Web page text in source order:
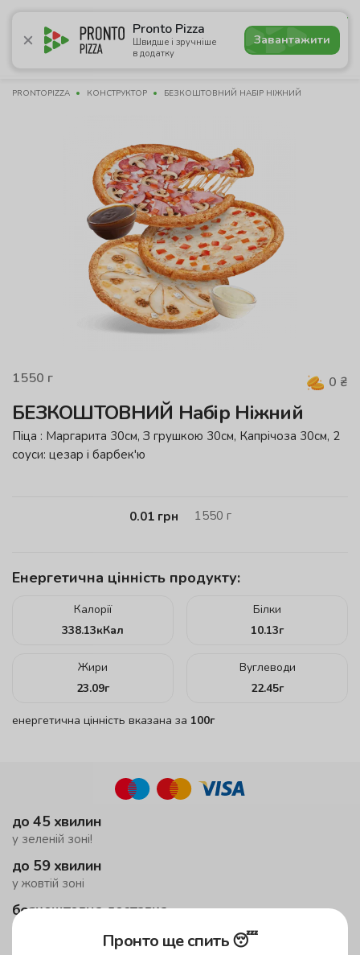
Pronto Pizza
Швидше і зручніше
в додатку
Завантажити
4.9
Акції Піца Суші Сети Бургери Комбо
PRONTOPIZZA КОНСТРУКТОР БЕЗКОШТОВНИЙ НАБІР НІЖНИЙ
1550 г 0 ₴
БЕЗКОШТОВНИЙ Набір Ніжний
Піца : Маргарита 30см, З грушкою 30см, Капрічоза 30см, 2
соуси: цезар і барбек'ю
0.01грн 1550 г
Енергетична цінність продукту:
Калорії
338.13кКал
Білки
10.13г
Жири
23.09г
Вуглеводи
22.45г
енергетична цінність вказана за 100г
до 45 хвилин
у зеленій зоні!
до 59 хвилин
у жовтій зоні
безкоштовна доставка
від 500 грн
Пронто ще спить 😴